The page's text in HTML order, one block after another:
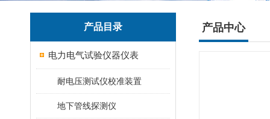
产品目录
电力电气试验仪器仪表
耐电压测试仪校准装置
地下管线探测仪
产品中心